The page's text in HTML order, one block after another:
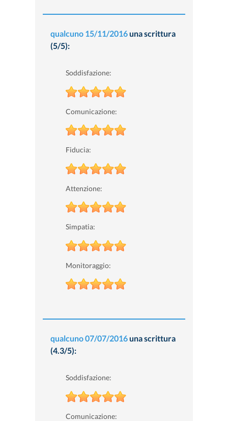
qualcuno 15/11/2016una scrittura
(5/5):
Soddisfazione:
Comunicazione:
Fiducia:
Attenzione:
Simpatia:
Monitoraggio:
qualcuno07/07/2016una scrittura
(4.3/5):
Soddisfazione:
Comunicazione: